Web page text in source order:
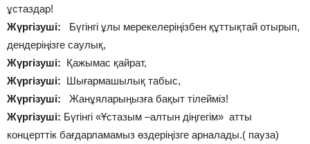
ұстаздар!
Жүргізуші:
Бүгінгі ұлы мерекелеріңізбен құттықтай отырып,
дендеріңізге саулық,
Жүргізуші: Қажымас қайрат,
Жүргізуші: Шығармашылық табыс,
Жүргізуші:
Жанұяларыңызға бақыт тілейміз!
Жүргізуші: Бүгінгі «Ұстазым –алтын діңгегім» атты
концерттік бағдарламамыз өздеріңізге арналады.( пауза)